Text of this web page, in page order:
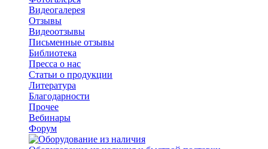
Видеогалерея
Отзывы
Видеоотзывы
Письменные отзывы
Библиотека
Пресса о нас
Статьи о продукции
Литература
Благодарности
Прочее
Вебинары
Форум